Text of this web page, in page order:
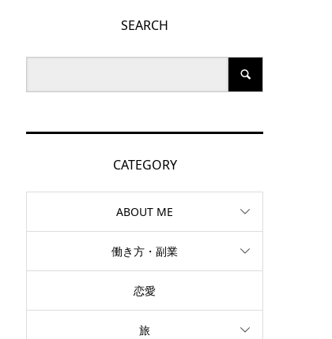
SEARCH
CATEGORY
ABOUT ME
働き方・副業
恋愛
旅